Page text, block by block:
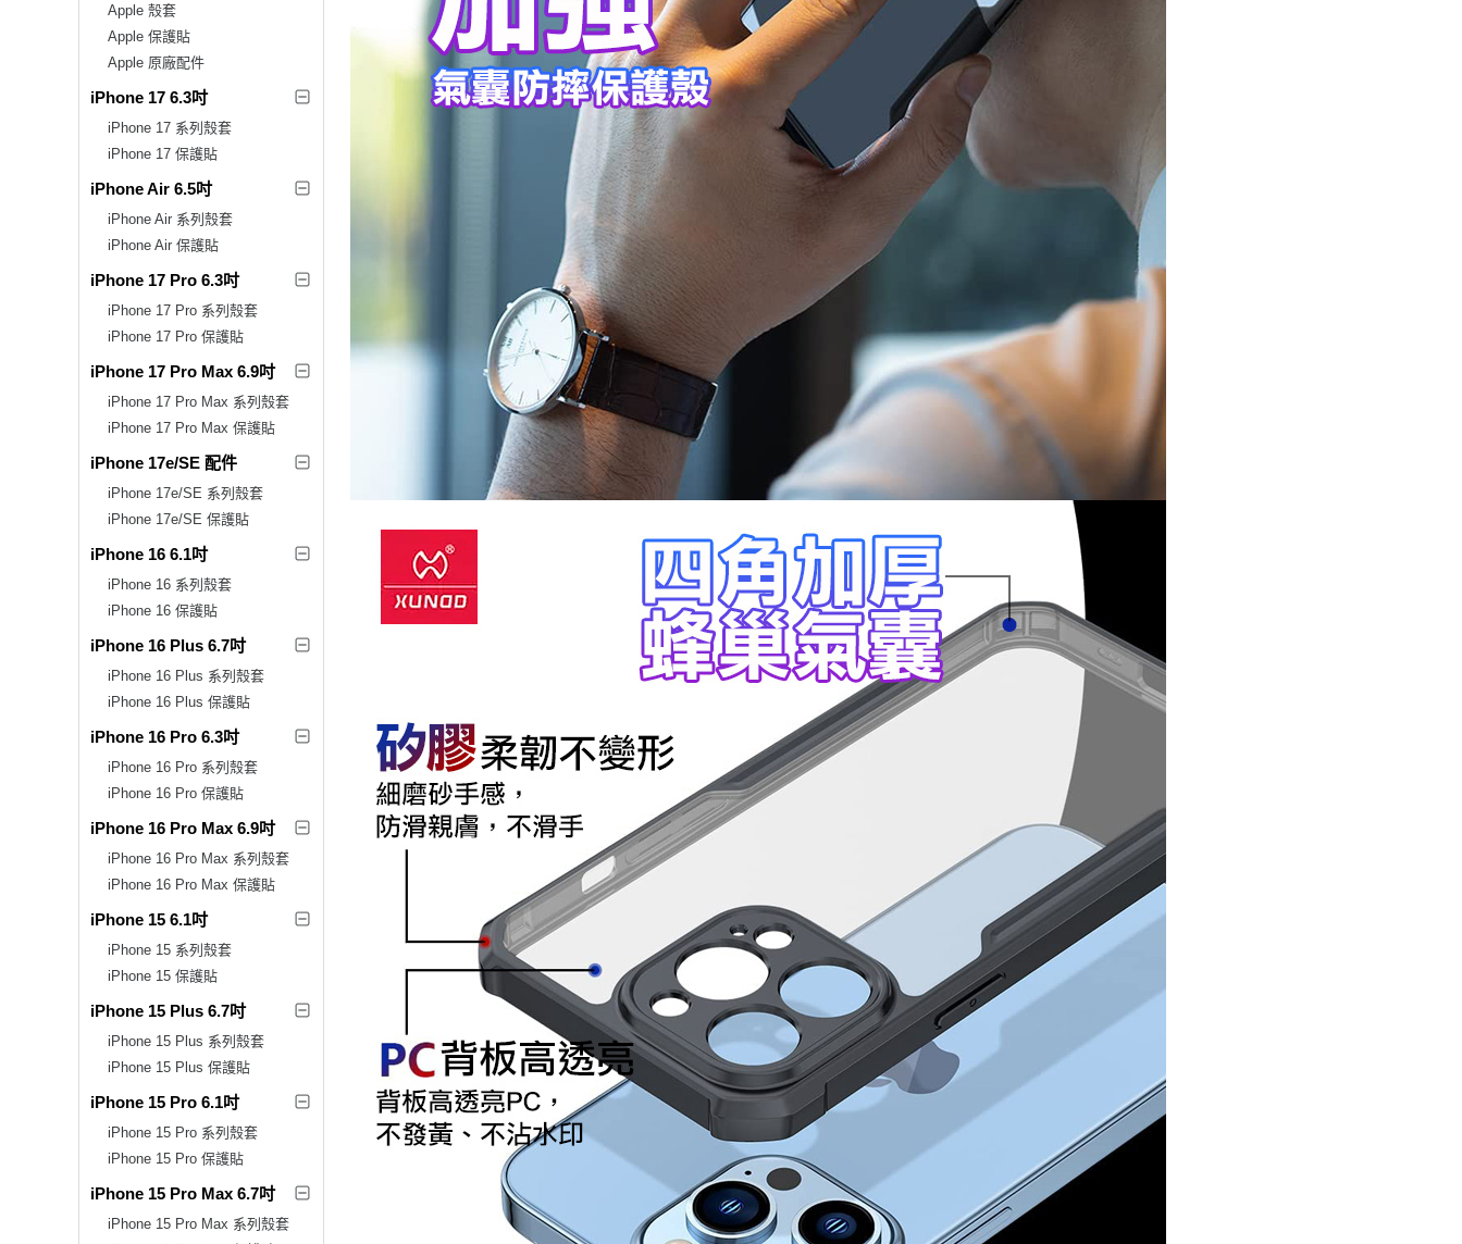
Apple 殼套
Apple 保護貼
Apple 原廠配件
iPhone 17 6.3吋
iPhone 17 系列殼套
iPhone 17 保護貼
iPhone Air 6.5吋
iPhone Air 系列殼套
iPhone Air 保護貼
iPhone 17 Pro 6.3吋
iPhone 17 Pro 系列殼套
iPhone 17 Pro 保護貼
iPhone 17 Pro Max 6.9吋
iPhone 17 Pro Max 系列殼套
iPhone 17 Pro Max 保護貼
iPhone 17e/SE 配件
iPhone 17e/SE 系列殼套
iPhone 17e/SE 保護貼
iPhone 16 6.1吋
iPhone 16 系列殼套
iPhone 16 保護貼
iPhone 16 Plus 6.7吋
iPhone 16 Plus 系列殼套
iPhone 16 Plus 保護貼
iPhone 16 Pro 6.3吋
iPhone 16 Pro 系列殼套
iPhone 16 Pro 保護貼
iPhone 16 Pro Max 6.9吋
iPhone 16 Pro Max 系列殼套
iPhone 16 Pro Max 保護貼
iPhone 15 6.1吋
iPhone 15 系列殼套
iPhone 15 保護貼
iPhone 15 Plus 6.7吋
iPhone 15 Plus 系列殼套
iPhone 15 Plus 保護貼
iPhone 15 Pro 6.1吋
iPhone 15 Pro 系列殼套
iPhone 15 Pro 保護貼
iPhone 15 Pro Max 6.7吋
iPhone 15 Pro Max 系列殼套